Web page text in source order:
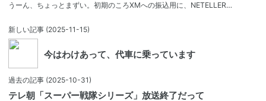
うーん、ちょっとまずい。初期のころXMへの振込用に、NETELLER…
新しい記事 (2025-11-15)
今はわけあって、代車に乗っています
過去の記事 (2025-10-31)
テレ朝「スーパー戦隊シリーズ」放送終了だって